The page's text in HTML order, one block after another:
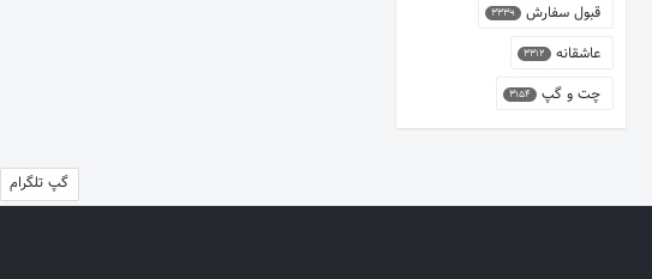
قبول سفارش 3339
عاشقانه 3312
چت و گپ 3154
گپ تلگرام